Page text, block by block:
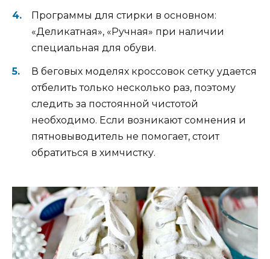
Программы для стирки в основном:
«Деликатная», «Ручная» при наличии
специальная для обуви.
В беговых моделях кроссовок сетку удается
отбелить только несколько раз, поэтому
следить за постоянной чистотой
необходимо. Если возникают сомнения и
пятновыводитель не помогает, стоит
обратиться в химчистку.